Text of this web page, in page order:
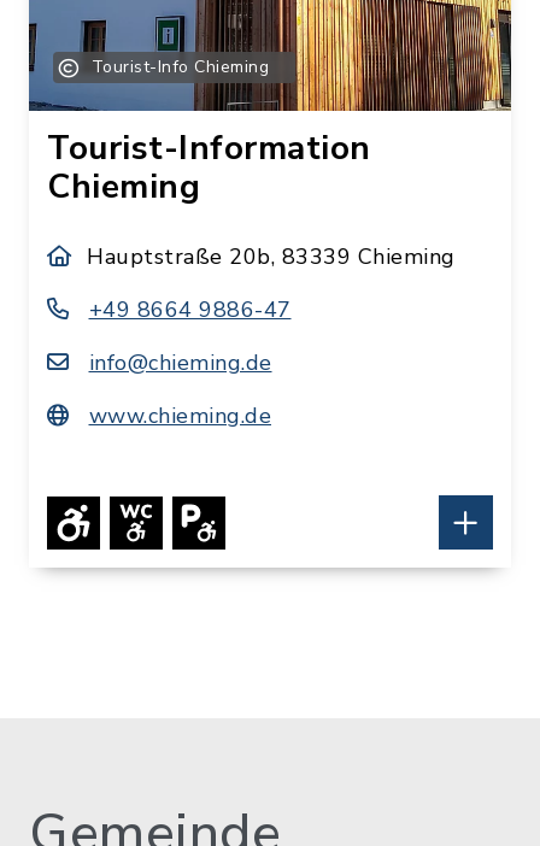
Tourist-Info Chieming
Tourist-Information
Chieming
Hauptstraße 20b, 83339 Chieming
+49 8664 9886-47
info@chieming.de
www.chieming.de
Das Team der Tourist-Info unterstützt